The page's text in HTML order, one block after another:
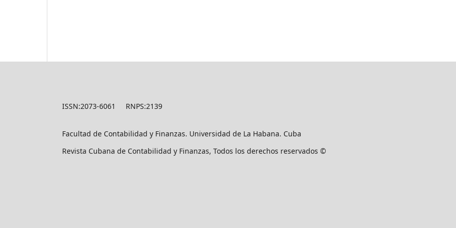
ISSN:2073-6061 RNPS:2139
Facultad de Contabilidad y Finanzas. Universidad de La Habana. Cuba
Revista Cubana de Contabilidad y Finanzas, Todos los derechos reservados ©